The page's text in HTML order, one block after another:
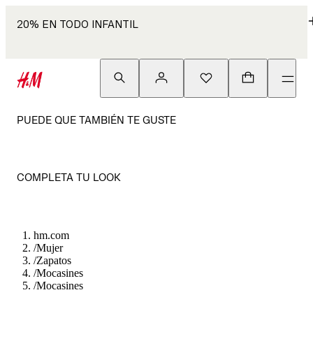
20% EN TODO INFANTIL
PUEDE QUE TAMBIÉN TE GUSTE
COMPLETA TU LOOK
hm.com
/Mujer
/Zapatos
/Mocasines
/Mocasines